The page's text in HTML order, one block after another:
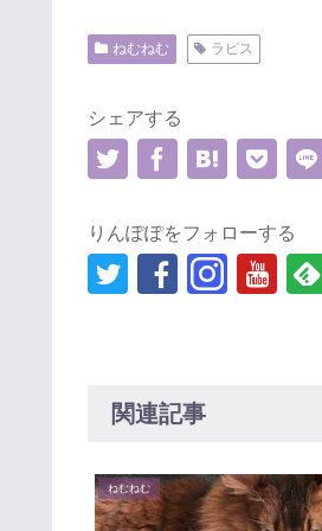
ねむねむ ラピス
シェアする
りんぽぽをフォローする
関連記事
ねむねむ